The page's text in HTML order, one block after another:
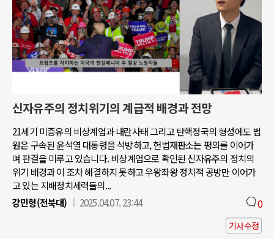
신자유주의 정치위기의 계급적 배경과 전망
21세기 미증유의 비상계엄과 내란사태 그리고 탄핵정국의 형성에도 법
원은 구속된 윤석열 대통령을 석방하고, 헌법재판소는 평의를 이어가
며 판결을 미루고 있습니다. 비상계엄으로 확인된 신자유주의 정치의
위기 배경과 이 조차 해결하지 못하고 우왕좌왕 정치적 공방만 이어가
고 있는 지배정치세력들의...
강민형(전북대)
2025.04.07. 23:44 0
기사수정